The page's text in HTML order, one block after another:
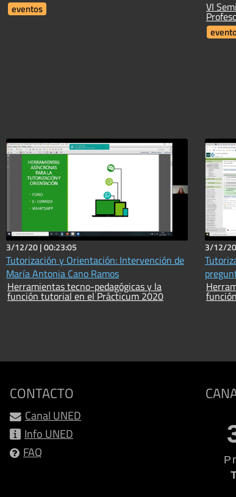
eventos
VI
3/12/20 |00:23:05
Tutorización y Orientación: Intervención de
María Antonia Cano Ramos
Herramientas tecno-pedagógicas y la
función tutorial en el Prácticum 2020
3/12/
CONTACTO
Canal UNED
Info UNED
FAQ